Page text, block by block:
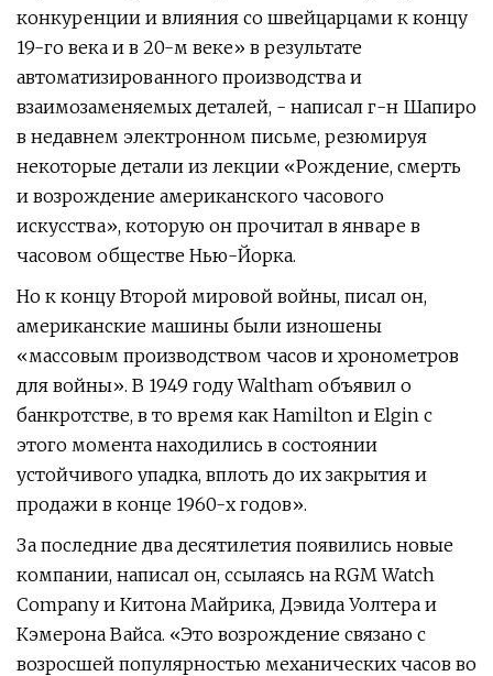
конкуренции и влияния со швейцарцами к концу
19-го века и в 20-м веке» в результате
автоматизированного производства и
взаимозаменяемых деталей, - написал г-н Шапиро
в недавнем электронном письме, резюмируя
некоторые детали из лекции «Рождение, смерть
и возрождение американского часового
искусства», которую он прочитал в январе в
часовом обществе Нью-Йорка.
Но к концу Второй мировой войны, писал он,
американские машины были изношены
«массовым производством часов и хронометров
для войны». В 1949 году Waltham объявил о
банкротстве, в то время как Hamilton и Elgin с
этого момента находились в состоянии
устойчивого упадка, вплоть до их закрытия и
продажи в конце 1960-х годов».
За последние два десятилетия появились новые
компании, написал он, ссылаясь на RGM Watch
Company и Китона Майрика, Дэвида Уолтера и
Кэмерона Вайса. «Это возрождение связано с
возросшей популярностью механических часов во